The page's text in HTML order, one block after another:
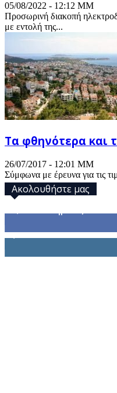
05/08/2022 - 12:12 ΜΜ
Προσωρινή διακοπή
με εντολή της...
Τα φθηνότερα και
26/07/2017 - 12:01 ΜΜ
Σύμφωνα με έρευνα για τις
Ακολουθήστε μας